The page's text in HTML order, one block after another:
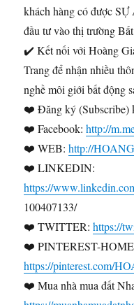
khách hàng có được
đầu tư vào thị trường
✔️ Kết nối với Hoàng
Trang để nhận nhiều
nghề môi giới bất động
❤️ Đăng ký (Subscribe)
❤️ Facebook:http://
❤️ WEB:http://
❤️ LINKEDIN:
https://
100407133/
❤️ TWITTER:https://
❤️ PINTEREST-
https://pinterest.com/
❤️ Mua nhà mua đất